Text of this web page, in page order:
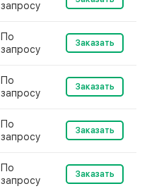
запросу
По
запросу
Заказать
По
запросу
Заказать
По
запросу
Заказать
По
запросу
Заказать